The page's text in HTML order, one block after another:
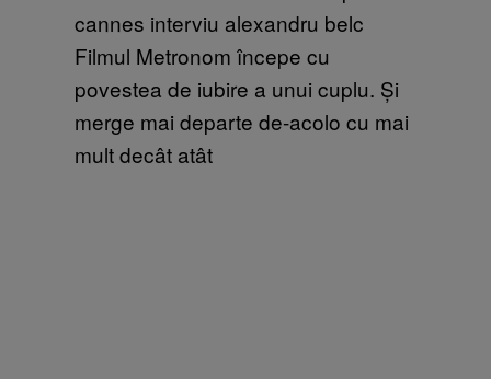
Filmul Metronom începe cu
povestea de iubire a unui cuplu. Și
merge mai departe de-acolo cu mai
mult decât atât